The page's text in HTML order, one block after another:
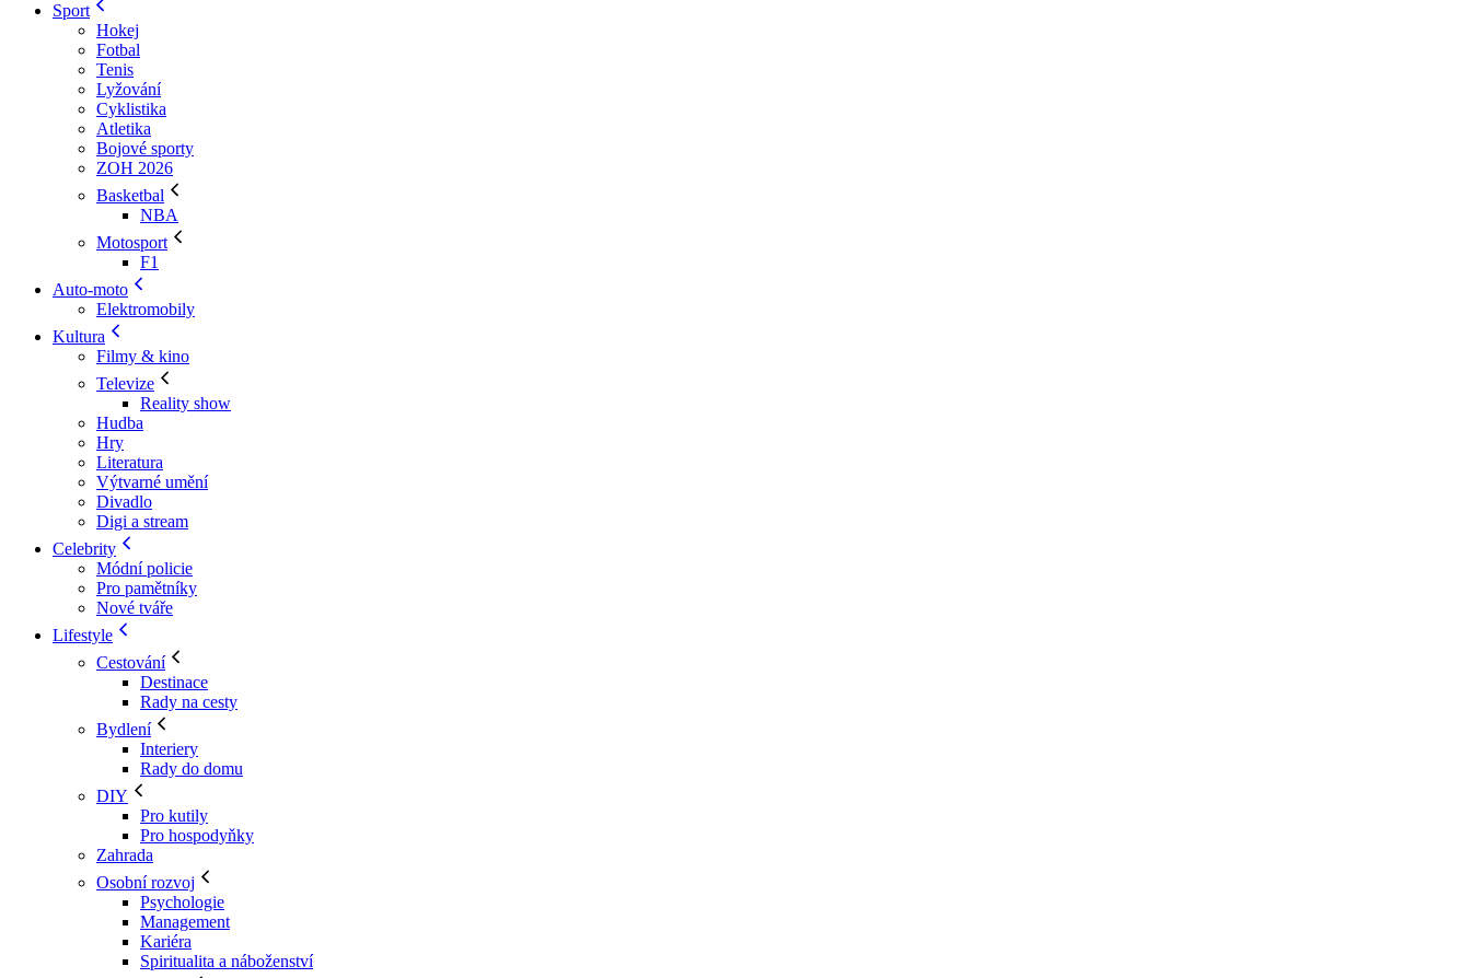
Sport
Hokej
Fotbal
Tenis
Lyžování
Cyklistika
Atletika
Bojové sporty
ZOH 2026
Basketbal
NBA
Motosport
F1
Auto-moto
Elektromobily
Kultura
Filmy & kino
Televize
Reality show
Hudba
Hry
Literatura
Výtvarné umění
Divadlo
Digi a stream
Celebrity
Módní policie
Pro pamětníky
Nové tváře
Lifestyle
Cestování
Destinace
Rady na cesty
Bydlení
Interiery
Rady do domu
DIY
Pro kutily
Pro hospodyňky
Zahrada
Osobní rozvoj
Psychologie
Management
Kariéra
Spiritualita a náboženství